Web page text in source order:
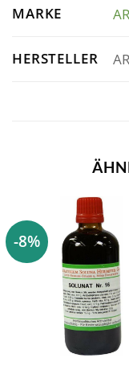
MARKE
HERSTELLER
-8%